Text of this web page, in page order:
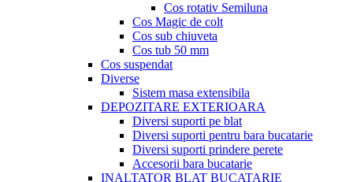
Cos rotativ Semiluna
Cos Magic de colt
Cos sub chiuveta
Cos tub 50 mm
Cos suspendat
Diverse
Sistem masa extensibila
DEPOZITARE EXTERIOARA
Diversi suporti pe blat
Diversi suporti pentru bara bucatarie
Diversi suporti prindere perete
Accesorii bara bucatarie
INALTATOR BLAT BUCATARIE